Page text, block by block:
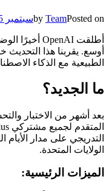
by TeamPosted on سبتمبر 25, 2024
أوسع. يقربنا هذا
الطبيعية مع الذكاء
ما الجديد؟
التدريجي على مدار الأيام
الولايات المتحدة.
الميزات الرئيسية: